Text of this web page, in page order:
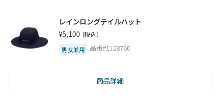
レインロングテイルハット
¥5,100 (税込）
男女兼用
品番#1128760
商品詳細